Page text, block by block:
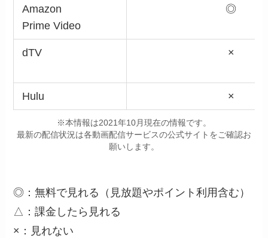
Amazon
Prime Video
◎
dTV ×
Hulu ×
※本情報は2021年10月現在の情報です。
最新の配信状況は各動画配信サービスの公式サイトをご確認お
願いします。
◎：無料で見れる（見放題やポイント利用含む）
△：課金したら見れる
×：見れない